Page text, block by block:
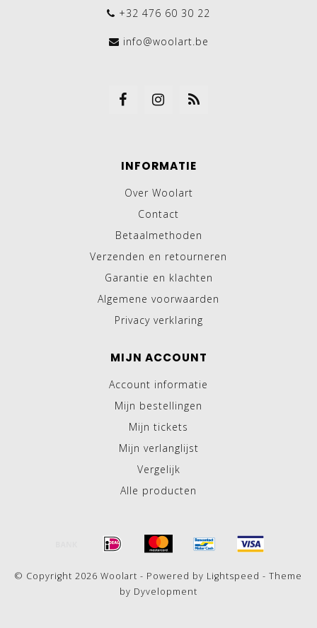
+32 476 60 30 22
info@woolart.be
INFORMATIE
Over Woolart
Contact
Betaalmethoden
Verzenden en retourneren
Garantie en klachten
Algemene voorwaarden
Privacy verklaring
MIJN ACCOUNT
Account informatie
Mijn bestellingen
Mijn tickets
Mijn verlanglijst
Vergelijk
Alle producten
© Copyright 2026 Woolart - Powered by Lightspeed - Theme
by Dyvelopment